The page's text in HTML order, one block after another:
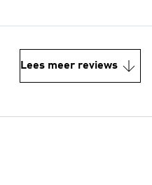
Lees meer reviews